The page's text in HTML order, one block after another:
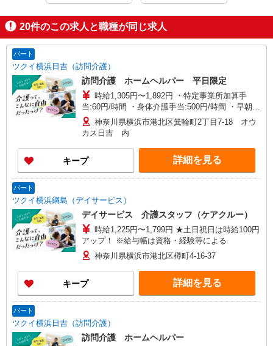
20件のこの求人と職種が同じ求人
パート
ツクイ横浜日吉（訪問介護）
訪問介護 ホームヘルパー 平日限定
時給1,305円〜1,892円 ・特定事業所加算手
当:60円/時間 ・身体介護手当:500円/時間 ・早朝夜
間深夜手当:300円/時間 （18:00〜翌07:59の時間
帯） ・ICT手当:2,000円/月 ・深夜割増は別途支給
・ケア→ケアの移動時間も賃金（時給）を支給 ※
給与幅は資格・経験等による
神奈川県横浜市港北区箕輪町2丁目7-18 オウ
カス日吉 内
キープ 詳細を見る
パート
ツクイ横浜綱島（デイサービス）
デイサービス 介護スタッフ（ケアクルー）
時給1,225円〜1,799円 ★土日祝日は時給100円
アップ！ ※給与幅は資格・経験等による
神奈川県横浜市港北区樽町4-16-37
キープ 詳細を見る
パート
ツクイ横浜日吉（訪問介護）
訪問介護 ホームヘルパー